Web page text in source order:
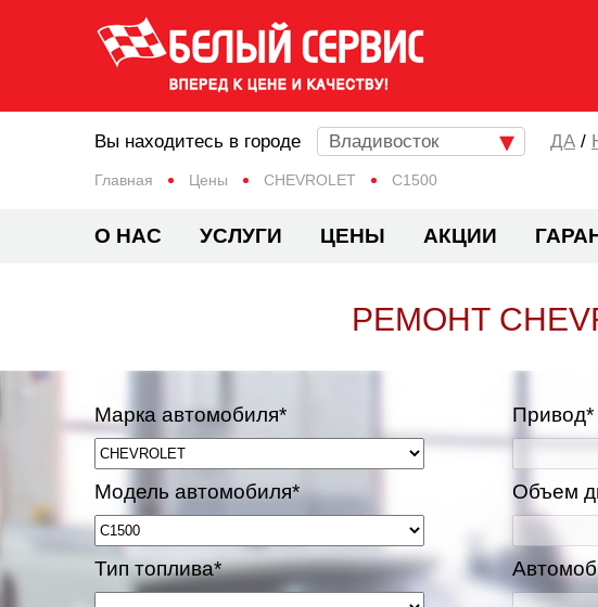
Главная Цены CHEVROLET C1500
Вы находитесь в городе Владивосток /
О НАС УСЛУГИ ЦЕНЫ АКЦИИ
РЕМОНТ
Марка автомобиля*
Модель автомобиля*
Тип топлива*
Привод*
Объем